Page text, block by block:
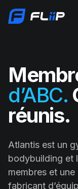
d’ABC.
réunis.
Atlantis est un
bodybuilding et
membres et
fabricant